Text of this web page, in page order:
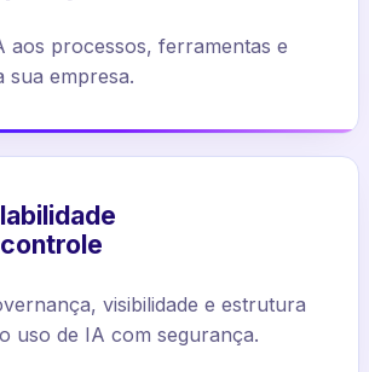
aos processos, ferramentas e
sua empresa.
visibilidade e estrutura
uso de IA com segurança.